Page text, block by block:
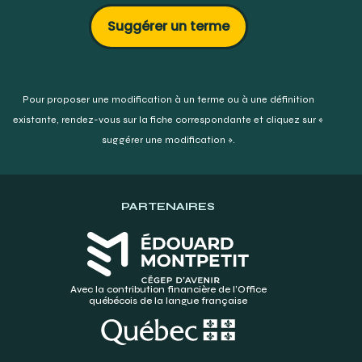
Towerhill dental :
https://www.towerhilldental.ca/procedures/sterilization-
Suggérer un terme
Pour proposer une modification à un terme ou à une définition
existante, rendez-vous sur la fiche correspondante et cliquez sur «
suggérer une modification ».
PARTENAIRES
Avec la contribution financière de l’Office
québécois de la langue française